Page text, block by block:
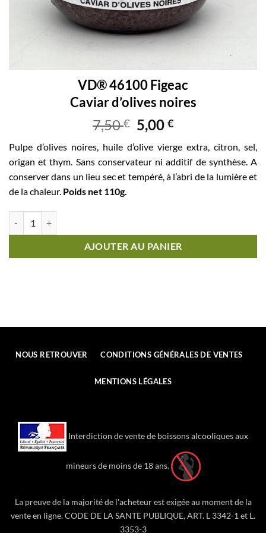
VD® 46100 Figeac
Caviar d’olives noires
7,50€ 5,00€
Pulpe d’olives noires, huile d’olive vierge extra, citron, sel,
origan et thym. Sans conservateur ni additif de synthèse. A
conserver dans un lieu sec et tempéré, à l’abri de la lumière et
de la chaleur. Poids net 110g.
AJOUTER AU PANIER
NOUS RETROUVER CONDITIONS GÉNÉRALES DE VENTES
MENTIONS LÉGALES
Interdiction de vente de boissons alcooliques aux
mineurs de moins de 18 ans.
La preuve de la majorité de l'acheteur est exigée au moment de la
vente en ligne. CODE DE LA SANTE PUBLIQUE, ART. L 3342-1 et L.
3353-3